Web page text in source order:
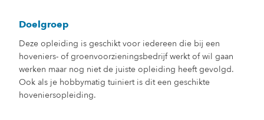
Doelgroep
Deze opleiding is geschikt voor iedereen die bij een
hoveniers- of groenvoorzieningsbedrijf werkt of wil gaan
werken maar nog niet de juiste opleiding heeft gevolgd.
Ook als je hobbymatig tuiniert is dit een geschikte
hoveniersopleiding.